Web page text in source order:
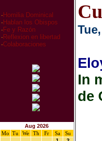
· Homilia Dominical
· Hablan los Obispos
· Fe y Razón
· Reflexion en libertad
·Colaboraciones
Aug 2026
Mo
Tu We Th Fr Sa
Su
In
de